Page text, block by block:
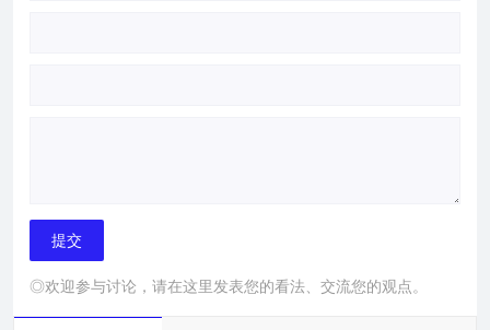
◎欢迎参与讨论，请在这里发表您的看法、交流您的观点。